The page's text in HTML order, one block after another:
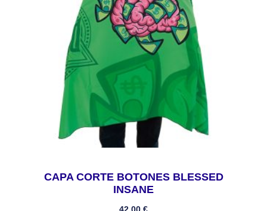
CAPA CORTE BOTONES BLESSED
INSANE